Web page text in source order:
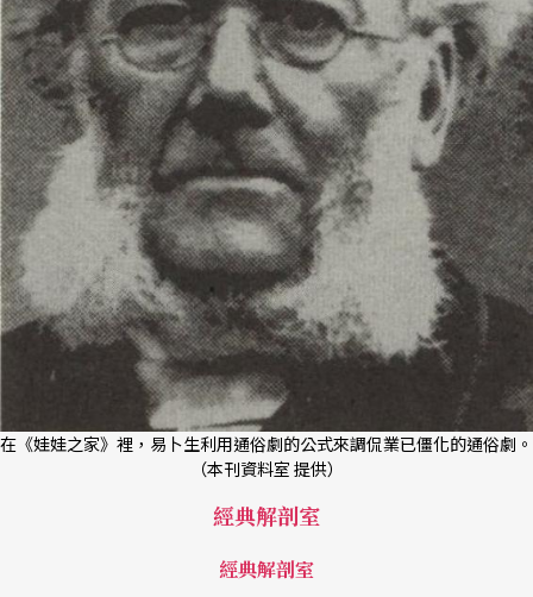
在《娃娃之家》裡，易卜生利用通俗劇的公式來調侃業已僵化的通俗劇。
（本刊資料室 提供）
經典解剖室
經典解剖室